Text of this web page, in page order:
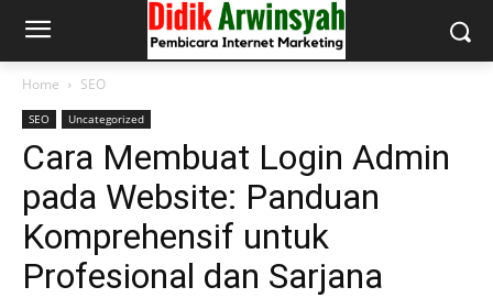
Home SEO
SEO Uncategorized
Cara Membuat Login Admin
pada Website: Panduan
Komprehensif untuk
Profesional dan Sarjana